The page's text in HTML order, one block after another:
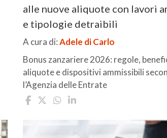
alle nuove aliquote con lavori
e tipologie detraibili
A cura di:Adele di Carlo
Bonus zanzariere 2026: regole,
aliquote e dispositivi ammissibili
l’Agenzia delle Entrate